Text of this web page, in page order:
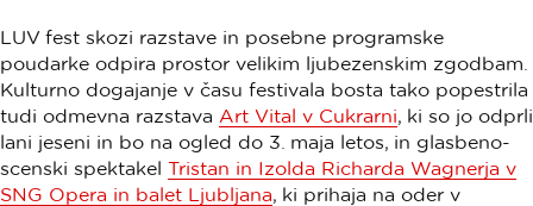
LUV fest skozi razstave in posebne programske
poudarke odpira prostor velikim ljubezenskim zgodbam.
Kulturno dogajanje v času festivala bosta tako popestrila
tudi odmevna razstava Art Vital v Cukrarni, ki so jo odprli
lani jeseni in bo na ogled do 3. maja letos, in glasbeno-
scenski spektakel Tristan in Izolda Richarda Wagnerja v
SNG Opera in balet Ljubljana, ki prihaja na oder v